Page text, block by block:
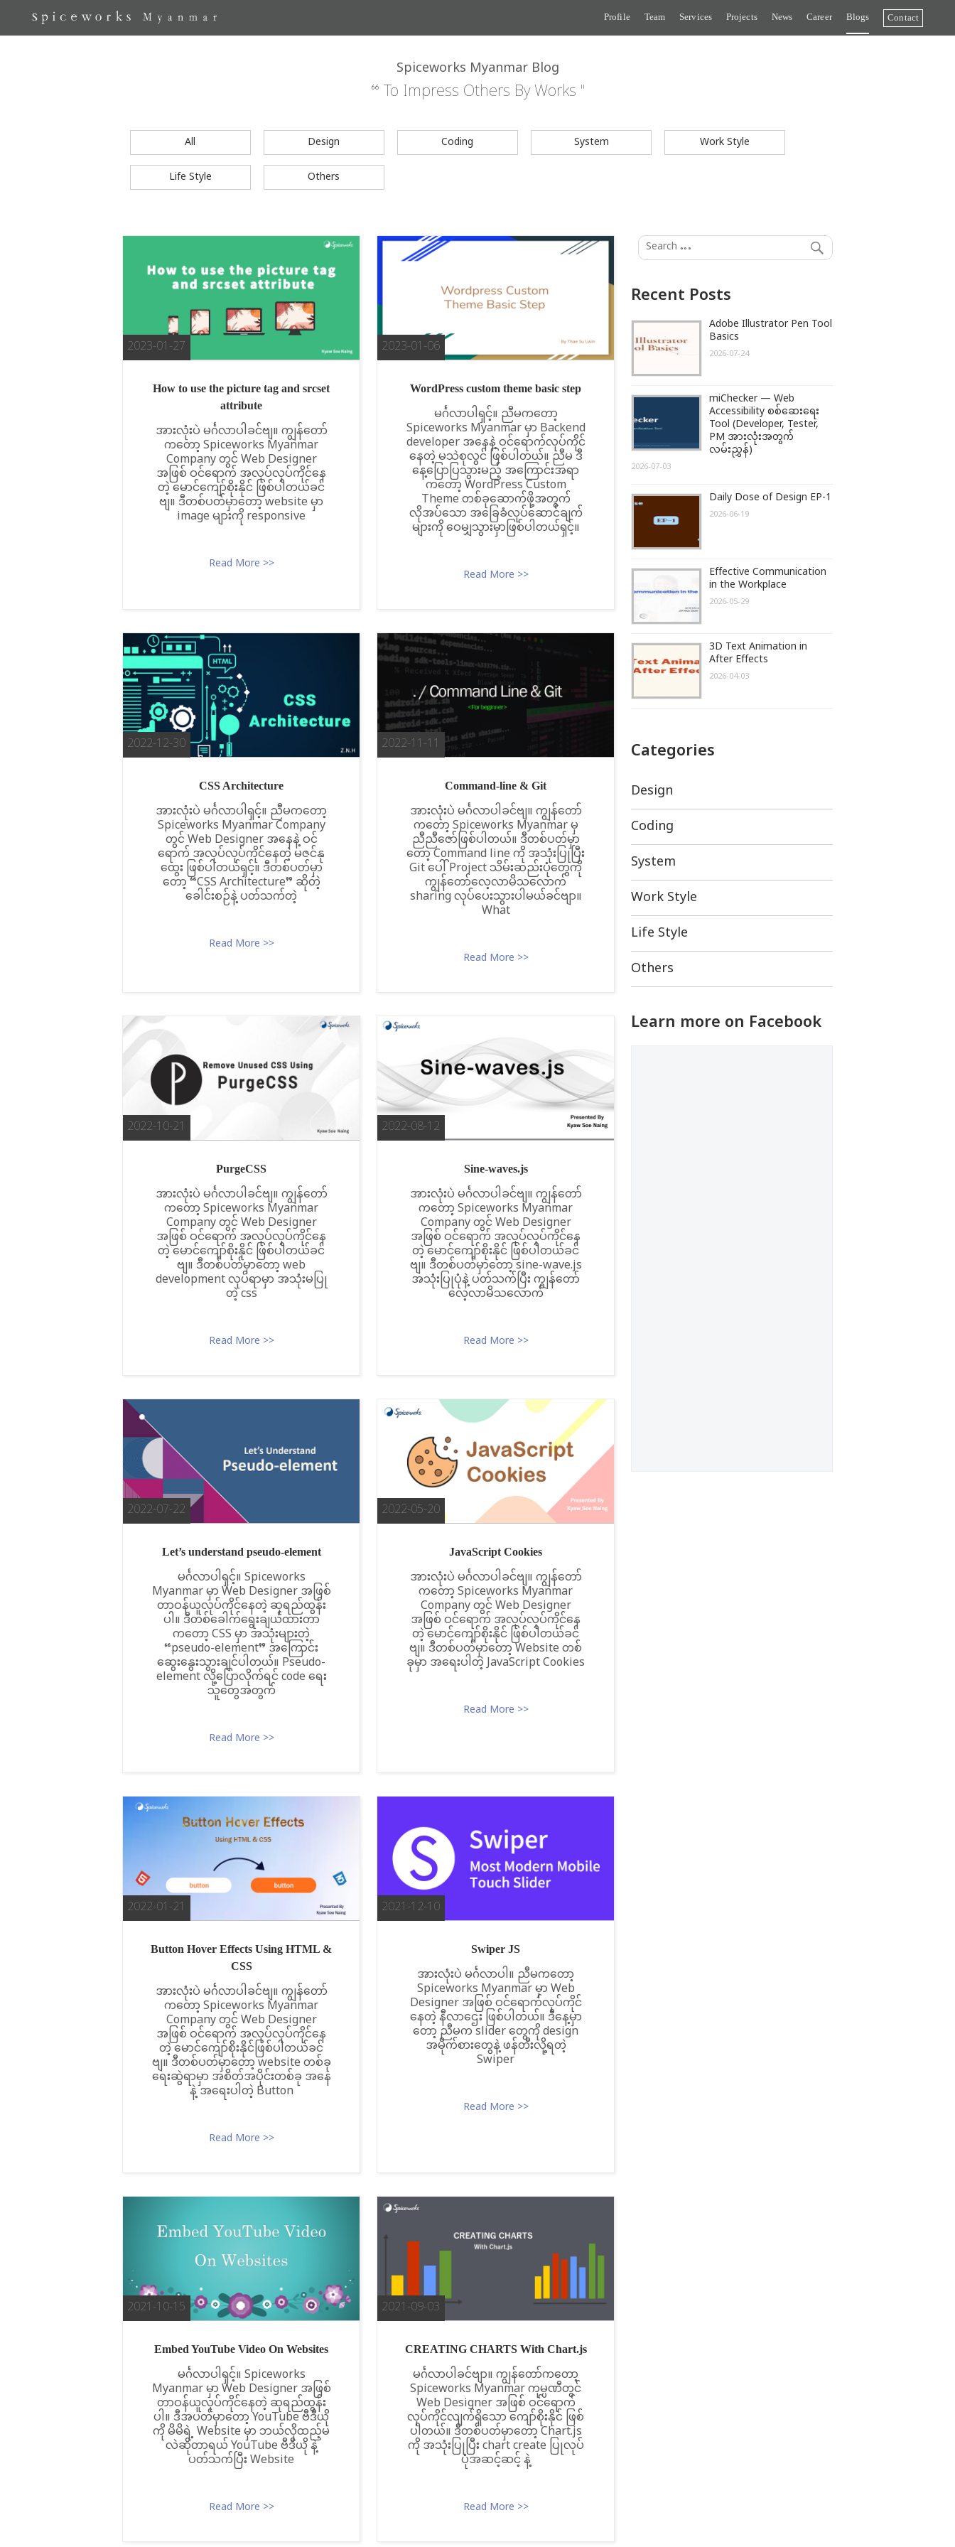
Profile Team Services Projects News Career Blogs Contact
Spiceworks Myanmar Blog
“ To Impress Others By Works "
All Design Coding System
Work Style
Life Style
Others
o
c
2023-01-27
How to use the picture tag and srcset
attribute
အားလုံးပဲ မင်္ဂလာပါခင်ဗျ။ ကျွန်တော်
ကတော့ Spiceworks Myanmar
Company တွင် Web Designer
အဖြစ် ဝင်ရောက် အလုပ်လုပ်ကိုင်နေ
တဲ့ မောင်ကျော်စိုးနိုင် ဖြစ်ပါတယ်ခင်
ဗျ။ ဒီတစ်ပတ်မှာတော့ website မှာ
image များကို responsive
Read More >>
2023-01-06
WordPress custom theme basic step
မင်္ဂလာပါရှင့်။ ညီမကတော့
Spiceworks Myanmar မှာ Backend
developer အနေနဲ့ ဝင်ရောက်လုပ်ကိုင်
နေတဲ့ မသဲစုလွင် ဖြစ်ပါတယ်။ ညီမ ဒီ
နေ့ပြောပြသွားမည့် အကြောင်းအရာ
ကတော့ WordPress Custom
Theme တစ်ခုဆောက်ဖို့အတွက်
လိုအပ်သော အခြေခံလုပ်ဆောင်ချက်
များကို ဝေမျှသွားမှာဖြစ်ပါတယ်ရှင့်။
Read More >>
2022-12-30
CSS Architecture
အားလုံးပဲ မင်္ဂလာပါရှင့်။ ညီမကတော့
Spiceworks Myanmar Company
တွင် Web Designer အနေနဲ့ ဝင်
ရောက် အလုပ်လုပ်ကိုင်နေတဲ့ မဇင်နု
ထွေး ဖြစ်ပါတယ်ရှင့်။ ဒီတစ်ပတ်မှာ
တော့ “CSS Architecture” ဆိုတဲ့
ခေါင်းစဉ်နဲ့ ပတ်သက်တဲ့
Read More >>
2022-11-11
Command-line & Git
အားလုံးပဲ မင်္ဂလာပါခင်ဗျ။ ကျွန်တော်
ကတော့ Spiceworks Myanmar မှ
ညီညီဇော်ဖြစ်ပါတယ်။ ဒီတစ်ပတ်မှာ
တော့ Command line ကို အသုံးပြုပြီး
Git ပေါ် Project သိမ်းဆည်းပုံတွေကို
ကျွန်တော်လေ့လာမိသလောက်
sharing လုပ်ပေးသွားပါမယ်ခင်ဗျာ။
What
Read More >>
2022-10-21
PurgeCSS
အားလုံးပဲ မင်္ဂလာပါခင်ဗျ။ ကျွန်တော်
ကတော့ Spiceworks Myanmar
Company တွင် Web Designer
အဖြစ် ဝင်ရောက် အလုပ်လုပ်ကိုင်နေ
တဲ့ မောင်ကျော်စိုးနိုင် ဖြစ်ပါတယ်ခင်
ဗျ။ ဒီတစ်ပတ်မှာတော့ web
development လုပ်ရာမှာ အသုံးမပြု
တဲ့ css
Read More >>
2022-08-12
Sine-waves.js
အားလုံးပဲ မင်္ဂလာပါခင်ဗျ။ ကျွန်တော်
ကတော့ Spiceworks Myanmar
Company တွင် Web Designer
အဖြစ် ဝင်ရောက် အလုပ်လုပ်ကိုင်နေ
တဲ့ မောင်ကျော်စိုးနိုင် ဖြစ်ပါတယ်ခင်
ဗျ။ ဒီတစ်ပတ်မှာတော့ sine-wave.js
အသုံးပြုပုံနဲ့ ပတ်သက်ပြီး ကျွန်တော်
လေ့လာမိသလောက်
Read More >>
2022-07-22
Let’s understand pseudo-element
မင်္ဂလာပါရှင့်။ Spiceworks
Myanmar မှာ Web Designer အဖြစ်
တာဝန်ယူလုပ်ကိုင်နေတဲ့ ဆုရည်ထွန်း
ပါ။ ဒီတစ်ခေါက်ရွေးချယ်ထားတာ
ကတော့ CSS မှာ အသုံးများတဲ့
“pseudo-element” အကြောင်း
ဆွေးနွေးသွားချင်ပါတယ်။ Pseudo-
element လို့ပြောလိုက်ရင် code ရေး
သူတွေအတွက်
Read More >>
2022-05-20
JavaScript Cookies
အားလုံးပဲ မင်္ဂလာပါခင်ဗျ။ ကျွန်တော်
ကတော့ Spiceworks Myanmar
Company တွင် Web Designer
အဖြစ် ဝင်ရောက် အလုပ်လုပ်ကိုင်နေ
တဲ့ မောင်ကျော်စိုးနိုင် ဖြစ်ပါတယ်ခင်
ဗျ။ ဒီတစ်ပတ်မှာတော့ Website တစ်
ခုမှာ အရေးပါတဲ့ JavaScript Cookies
Read More >>
2022-01-21
Button Hover Effects Using HTML &
CSS
အားလုံးပဲ မင်္ဂလာပါခင်ဗျ။ ကျွန်တော်
ကတော့ Spiceworks Myanmar
Company တွင် Web Designer
အဖြစ် ဝင်ရောက် အလုပ်လုပ်ကိုင်နေ
တဲ့ မောင်ကျော်စိုးနိုင်ဖြစ်ပါတယ်ခင်
ဗျ။ ဒီတစ်ပတ်မှာတော့ website တစ်ခု
ရေးဆွဲရာမှာ အစိတ်အပိုင်းတစ်ခု အနေ
နဲ့ အရေးပါတဲ့ Button
Read More >>
2021-12-10
Swiper JS
အားလုံးပဲ မင်္ဂလာပါ။ ညီမကတော့
Spiceworks Myanmar မှာ Web
Designer အဖြစ် ဝင်ရောက်လုပ်ကိုင်
နေတဲ့ နီလာဌေး ဖြစ်ပါတယ်။ ဒီနေ့မှာ
တော့ ညီမက slider တွေကို design
အမိုက်စားတွေနဲ့ ဖန်တီးလို့ရတဲ့
Swiper
Read More >>
2021-10-15
Embed YouTube Video On Websites
မင်္ဂလာပါရှင့်။ Spiceworks
Myanmar မှာ Web Designer အဖြစ်
တာဝန်ယူလုပ်ကိုင်နေတဲ့ ဆုရည်ထွန်း
ပါ။ ဒီအပတ်မှာတော့ YouTube ဗီဒီယို
ကို မိမိရဲ့ Website မှာ ဘယ်လိုထည့်မ
လဲဆိုတာရယ် YouTube ဗီဒီယို နဲ့
ပတ်သက်ပြီး Website
Read More >>
2021-09-03
CREATING CHARTS With Chart.js
မင်္ဂလာပါခင်ဗျာ။ ကျွန်တော်ကတော့
Spiceworks Myanmar ကုမ္ပဏီတွင်
Web Designer အဖြစ် ဝင်ရောက်
လုပ်ကိုင်လျက်ရှိသော ကျော်စိုးနိုင် ဖြစ်
ပါတယ်။ ဒီတစ်ပတ်မှာတော့ Chart.js
ကို အသုံးပြုပြီး chart create ပြုလုပ်
ပုံအဆင့်ဆင့် နဲ့
Read More >>
Recent Posts
Adobe Illustrator Pen Tool
Basics
2026-07-24
miChecker — Web
Accessibility စစ်ဆေးရေး
Tool (Developer, Tester,
PM အားလုံးအတွက်
လမ်းညွှန်)
2026-07-03
Daily Dose of Design EP-1
2026-06-19
Effective Communication
in the Workplace
2026-05-29
3D Text Animation in
After Effects
2026-04-03
Categories
Design
Coding
System
Work Style
Life Style
Others
Learn more on Facebook